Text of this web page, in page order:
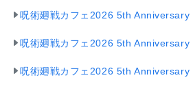
呪術廻戦カフェ2026 5th Anniversary
呪術廻戦カフェ2026 5th Anniversary
呪術廻戦カフェ2026 5th Anniversary